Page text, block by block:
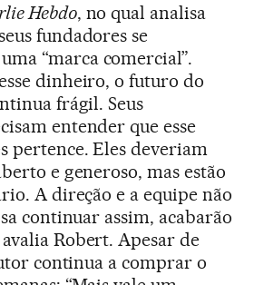
Hebdo, no qual analisa
fundadores se
“marca comercial”.
dinheiro, o futuro do
frágil. Seus
entender que esse
pertence. Eles deveriam
e generoso, mas estão
A direção e a equipe não
continuar assim, acabarão
Robert. Apesar de
continua a comprar o